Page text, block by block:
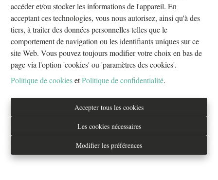
accéder et/ou stocker les informations de l'appareil. En
acceptant ces technologies, vous nous autorisez, ainsi qu'à des
tiers, à traiter des données personnelles telles que le
comportement de navigation ou les identifiants uniques sur ce
site Web. Vous pouvez toujours modifier votre choix en bas de
page via l'option 'cookies' ou 'paramètres des cookies'.
Politique de cookiesetPolitique de confidentialité.
Accepter tous les cookies
Les cookies nécessaires
Modifier les préférences
À Vendre À Louer
Tél. : 02/733.70.70
Real estate